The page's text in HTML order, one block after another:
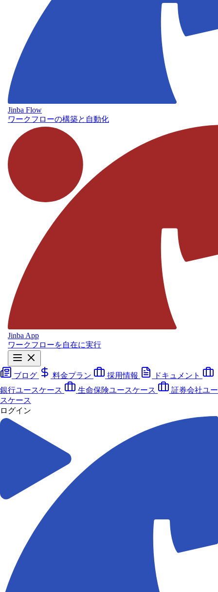
Jinba Flow
ワークフローの構築と自動化
Jinba App
ワークフローを自在に実行
ブログ 料金プラン 採用情報
ドキュメント
銀行ユースケース
生命保険ユースケース
証券会社ユー
スケース
ログイン